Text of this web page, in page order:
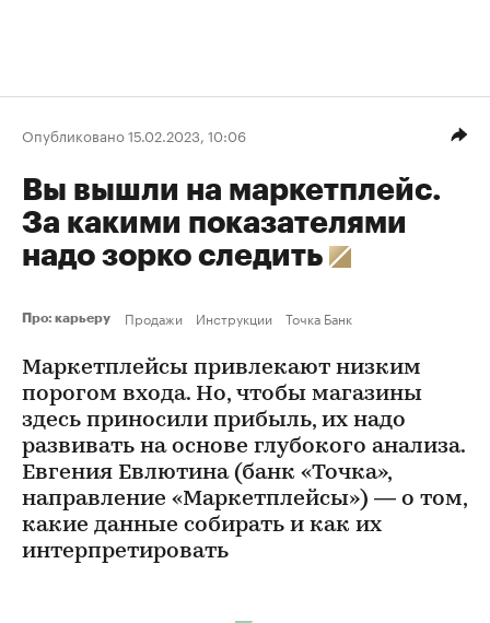
Опубликовано 15.02.2023, 10:06
Вы вышли на маркетплейс.
За какими показателями
надо зорко следить
Про: карьеру Продажи Инструкции Точка Банк
Маркетплейсы привлекают низким
порогом входа. Но, чтобы магазины
здесь приносили прибыль, их надо
развивать на основе глубокого анализа.
Евгения Евлютина (банк «Точка»,
направление «Маркетплейсы») — о том,
какие данные собирать и как их
интерпретировать